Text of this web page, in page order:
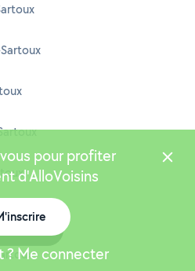
pour profiter
d'AlloVoisins
? Me connecter